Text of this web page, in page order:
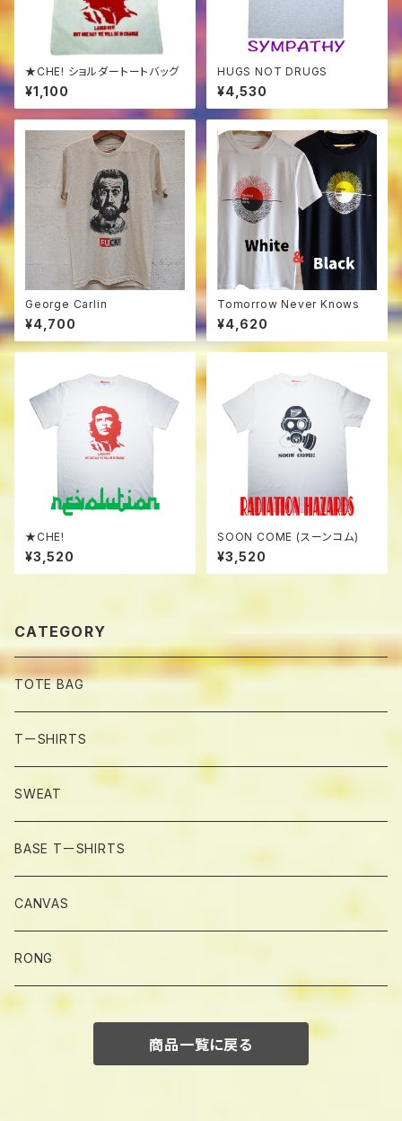
★CHE! ショルダートートバッグ
¥1,100
HUGS NOT DRUGS
¥4,530
George Carlin
¥4,700
Tomorrow Never Knows
¥4,620
★CHE!
¥3,520
SOON COME (スーンコム)
¥3,520
CATEGORY
TOTE BAG
TーSHIRTS
SWEAT
BASE TーSHIRTS
CANVAS
RONG
商品一覧に戻る